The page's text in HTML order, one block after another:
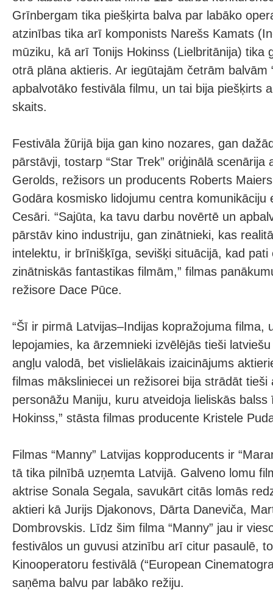
Grīnbergam tika piešķirta balva par labāko
atzinības tika arī komponists Narešs Kamats
mūziku, kā arī Tonijs Hokinss (Lielbritānija) tika
otrā plāna aktieris. Ar iegūtajām četrām balvām
apbalvotāko festivāla filmu, un tai bija piešķirts
skaits.
Festivāla žūrijā bija gan kino nozares, gan
pārstāvji, tostarp “Star Trek” oriģinālā scenārija
Gerolds, režisors un producents Roberts
Godāra kosmisko lidojumu centra komunikāciju
Cesāri. “Sajūta, ka tavu darbu novērtē un
pārstāv kino industriju, gan zinātnieki, kas
intelektu, ir brīnišķīga, sevišķi situācijā, kad pati
zinātniskās fantastikas filmām,” filmas
režisore Dace Pūce.
“Šī ir pirmā Latvijas–Indijas kopražojuma filma,
lepojamies, ka ārzemnieki izvēlējās tieši
angļu valodā, bet vislielākais izaicinājums
filmas māksliniecei un režisorei bija strādāt tieši
personāžu Maniju, kuru atveidoja lieliskās balss
Hokinss,” stāsta filmas producente Kristele
Filmas “Manny” Latvijas kopproducents ir
tā tika pilnībā uzņemta Latvijā. Galveno lomu
aktrise Sonala Segala, savukārt citās lomās
aktieri kā Jurijs Djakonovs, Dārta Daneviča,
Dombrovskis. Līdz šim filma “Manny” jau ir
festivālos un guvusi atzinību arī citur pasaulē,
Kinooperatoru festivālā (“European
saņēma balvu par labāko režiju.